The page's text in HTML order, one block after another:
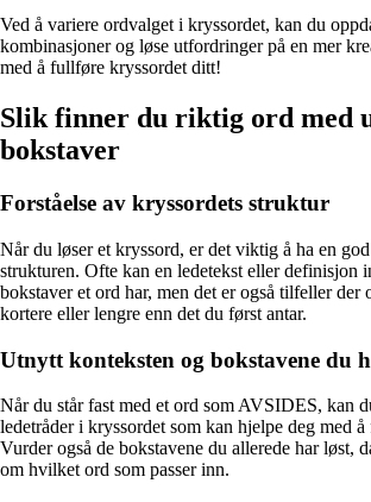
Ved å variere ordvalget i kryssordet, kan du
kombinasjoner og løse utfordringer på en mer
med å fullføre kryssordet ditt!
Slik finner du riktig ord med
bokstaver
Forståelse av kryssordets struktur
Når du løser et kryssord, er det viktig å ha en
strukturen. Ofte kan en ledetekst eller definisjon
bokstaver et ord har, men det er også tilfeller der
kortere eller lengre enn det du først antar.
Utnytt konteksten og bokstavene du
Når du står fast med et ord som AVSIDES, kan
ledetråder i kryssordet som kan hjelpe deg med
Vurder også de bokstavene du allerede har løst,
om hvilket ord som passer inn.